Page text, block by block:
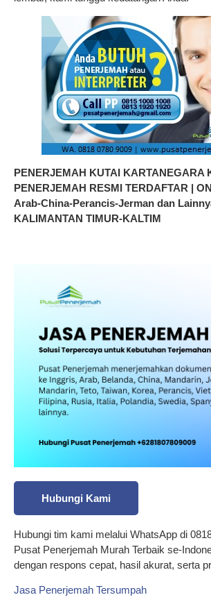
PENERJEMAH KUTAI KARTANEGARA
PENERJEMAH RESMI TERDAFTAR |
Arab-China-Perancis-Jerman dan
KALIMANTAN TIMUR-KALTIM
Hubungi Kami
Hubungi tim kami melalui WhatsApp di
Pusat Penerjemah Murah Terbaik se-
dengan respons cepat, hasil akurat, serta
Jasa Penerjemah Tersumpah